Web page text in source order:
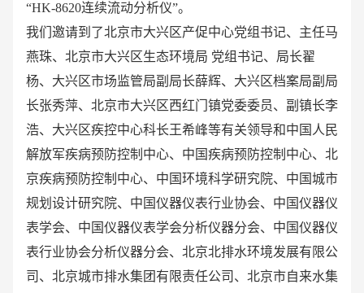
“HK-8620连续流动分析仪”。
我们邀请到了北京市大兴区产促中心党组书记、主任马
燕珠、北京市大兴区生态环境局 党组书记、局长翟
杨、大兴区市场监管局副局长薛辉、大兴区档案局副局
长张秀萍、北京市大兴区西红门镇党委委员、副镇长李
浩、大兴区疾控中心科长王希峰等有关领导和中国人民
解放军疾病预防控制中心、中国疾病预防控制中心、北
京疾病预防控制中心、中国环境科学研究院、中国城市
规划设计研究院、中国仪器仪表行业协会、中国仪器仪
表学会、中国仪器仪表学会分析仪器分会、中国仪器仪
表行业协会分析仪器分会、北京北排水环境发展有限公
司、北京城市排水集团有限责任公司、北京市自来水集